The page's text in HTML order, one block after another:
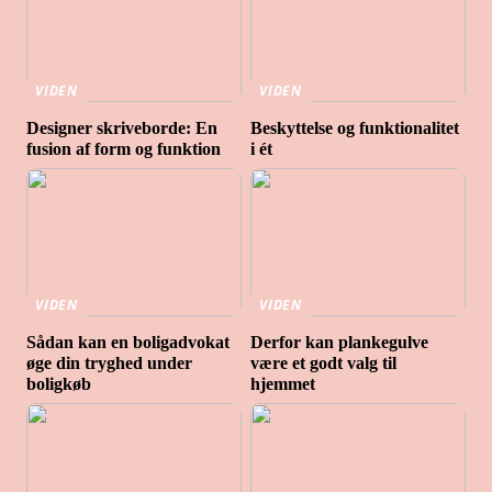
VIDEN
Designer skriveborde: En
fusion af form og funktion
VIDEN
Beskyttelse og funktionalitet
i ét
VIDEN
Sådan kan en boligadvokat
øge din tryghed under
boligkøb
VIDEN
Derfor kan plankegulve
være et godt valg til
hjemmet